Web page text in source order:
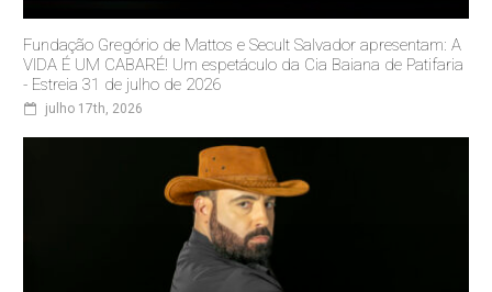
Fundação Gregório de Mattos e Secult Salvador apresentam: A
VIDA É UM CABARÉ! Um espetáculo da Cia Baiana de Patifaria
- Estreia 31 de julho de 2026
julho 17th, 2026